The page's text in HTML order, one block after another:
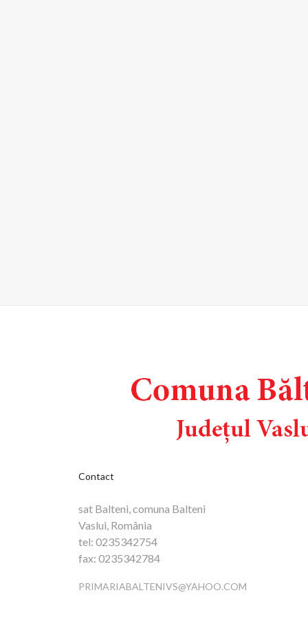
Contact
sat Balteni, comuna Balteni
Vaslui, România
tel: 0235342754
fax: 0235342784
PRIMARIABALTENIVS@YAHOO.COM